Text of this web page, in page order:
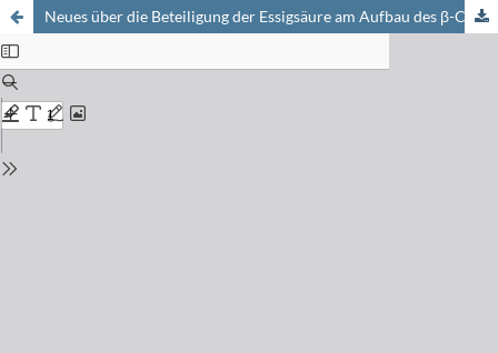
Neues über die Beteiligung der Essigsäure am Aufbau des β-Carotins